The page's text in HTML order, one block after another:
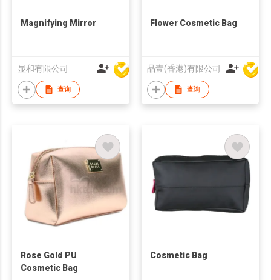
Magnifying Mirror
显和有限公司
查询
Flower Cosmetic Bag
品壹(香港)有限公司
查询
Rose Gold PU
Cosmetic Bag
Cosmetic Bag